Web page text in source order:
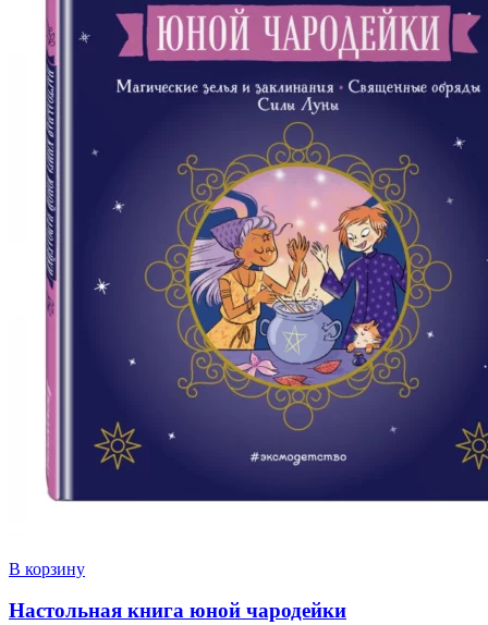
В корзину
Настольная книга юной чародейки